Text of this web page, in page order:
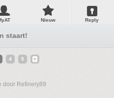
Nieuw Reply
staart!
4 5
door Refinery89